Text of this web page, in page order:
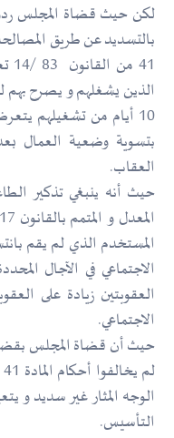
لكن حيث قضاة المجلس
بالتسديد عن طريق
الذين يشغلهم و يصرح
10 أيام من تشغيلهم
بتسوية وضعية العمال
العقاب.
المستخدم الذي لم يقم
الاجتماعي في الآجال
العقوبتين زيادة على
الاجتماعي.
حيث أن قضاة المجلس
الوجه المثار غير سديد و
التأسيس.